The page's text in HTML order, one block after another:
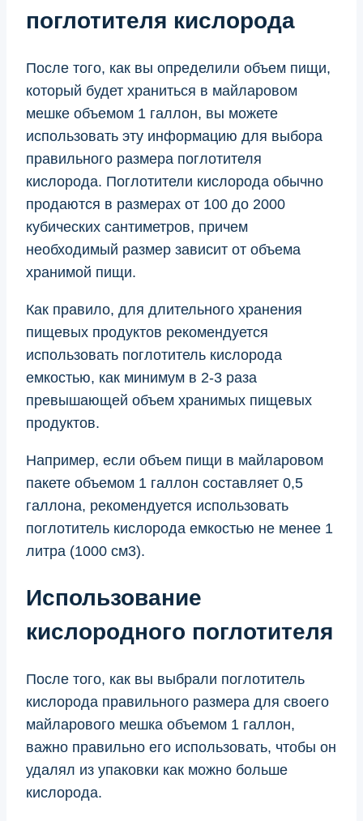
поглотителя кислорода
После того, как вы определили объем пищи,
который будет храниться в майларовом
мешке объемом 1 галлон, вы можете
использовать эту информацию для выбора
правильного размера поглотителя
кислорода. Поглотители кислорода обычно
продаются в размерах от 100 до 2000
кубических сантиметров, причем
необходимый размер зависит от объема
хранимой пищи.
Как правило, для длительного хранения
пищевых продуктов рекомендуется
использовать поглотитель кислорода
емкостью, как минимум в 2-3 раза
превышающей объем хранимых пищевых
продуктов.
Например, если объем пищи в майларовом
пакете объемом 1 галлон составляет 0,5
галлона, рекомендуется использовать
поглотитель кислорода емкостью не менее 1
литра (1000 см3).
Использование
кислородного поглотителя
После того, как вы выбрали поглотитель
кислорода правильного размера для своего
майларового мешка объемом 1 галлон,
важно правильно его использовать, чтобы он
удалял из упаковки как можно больше
кислорода.